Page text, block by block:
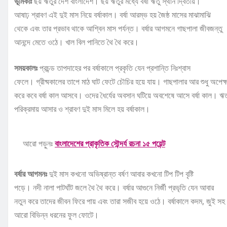
আষাঢ় শ্রাবণ এই দুই মাস নিয়ে বর্ষাকাল। বর্ষা আরম্ভ হয় জৈষ্ঠ মাসের মাঝামাঝি
থেকে এবং তার প্রভাব থাকে আশ্বিন মাস পর্যন্ত। বর্ষার আগমনে গাছপালা জীবজন্তু
আনন্দে মেতে ওঠে। খাল বিল পানিতে থৈ থৈ করে।
সময়কালঃপ্রচন্ড তাপদাহের পর বর্ষাকালে প্রকৃতি যেন প্রশান্তি নিঃশ্বাস
ফেলে। গ্রীষ্মকালের তাপে মাঠ ঘাট ফেটে চৌচির হয়ে যায়। গাছপালার আর শুধু
করে কবে বর্ষা কাল আসবে। ওদের ধৈর্যের অবসান ঘটিয়ে অবশেষে আসে বর্ষা কাল।
পরিক্রমায় আসার ও শ্রাবণ দুই মাস মিলে হয় বর্ষাকাল।
আরো পড়ুনঃবাংলাদেশের প্রাকৃতিক সৌন্দর্য রচনা ১৫ পয়েন্ট
বর্ষার আগমনঃদুই মাস কখনো অভিষ্রান্ত বর্ষণ আবার কখনো টিপ টিপ বৃষ্টি
পড়ে। নদী নালা পাটঘাঁট জলে থৈ থৈ করে। বর্ষার আগুনে নির্জী প্রভৃতি যেন আবার
নতুন করে তাদের জীবন ফিরে পায় এবং তারা সজীব হয়ে ওঠে। বর্ষাকালে কদম, জুই সহ
আরো বিভিন্ন ধরনের ফুল ফোটে।